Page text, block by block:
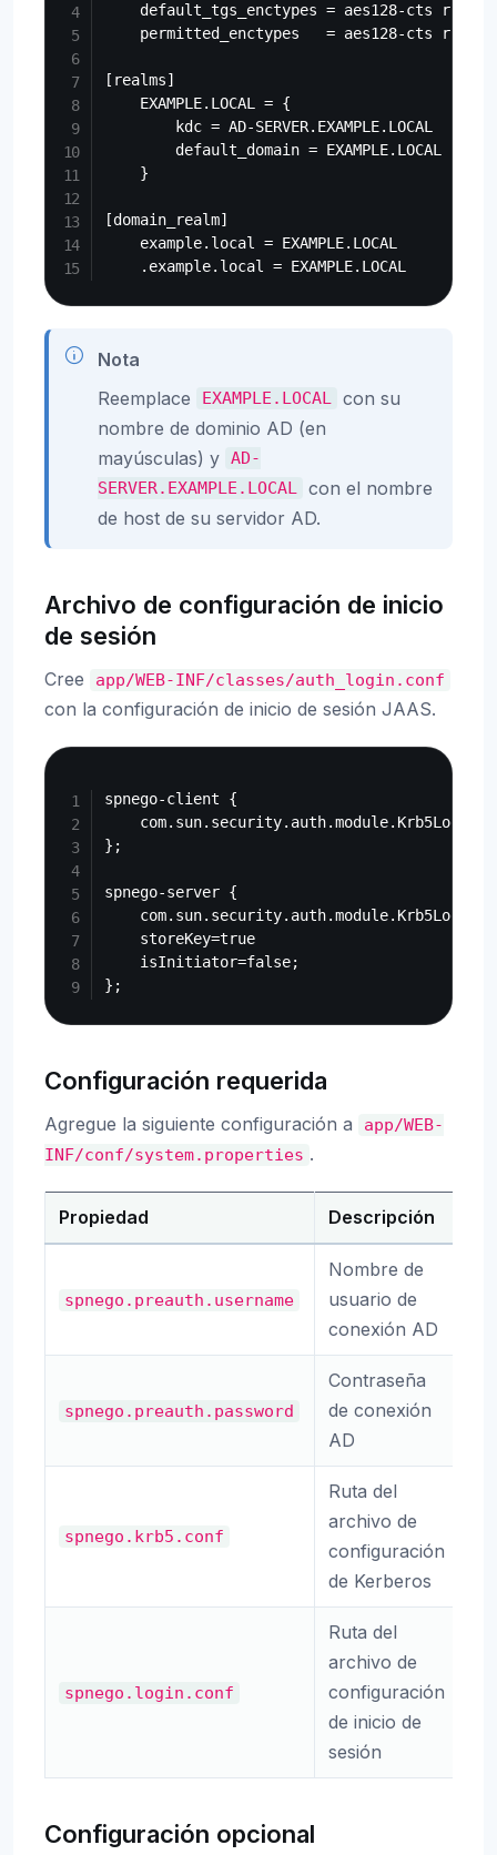
default_tgs_enctypes = aes128-cts rc4-
permitted_enctypes   = aes128-cts rc4-
[realms]
    EXAMPLE.LOCAL = {
        kdc = AD-SERVER.EXAMPLE.LOCAL
        default_domain = EXAMPLE.LOCAL
    }
[domain_realm]
    example.local = EXAMPLE.LOCAL
Nota
Reemplace
EXAMPLE.LOCAL con su
nombre de dominio AD (en
mayúsculas) y AD-
SERVER.EXAMPLE.LOCAL con el nombre
de host de su servidor AD.
Archivo de configuración de inicio
de sesión
Cree app/WEB-INF/classes/auth_login.conf
con la configuración de inicio de sesión JAAS.
spnego-client {
};
spnego-server {
    storeKey=true
    isInitiator=false;
Configuración requerida
Agregue la siguiente configuración a
app/WEB-
INF/conf/system.properties .
Propiedad Descripción
spnego.preauth.username
Nombre de
usuario de
conexión AD
spnego.preauth.password
Contraseña
de conexión
AD
spnego.krb5.conf
Ruta del
archivo de
configuración
de Kerberos
spnego.login.conf
Ruta del
archivo de
configuración
de inicio de
sesión
Configuración opcional